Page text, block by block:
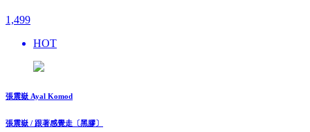
1,499
HOT
張震嶽 Ayal Komod
張震嶽 / 跟著感覺走〔黑膠〕